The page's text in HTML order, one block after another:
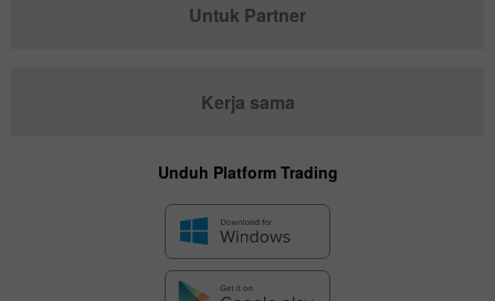
Untuk Partner
Kerja sama
Unduh Platform Trading